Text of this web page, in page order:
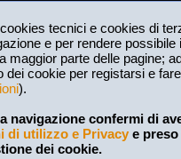
tecnici e cookies di
e per rendere possibile
maggior parte delle pagine;
dei cookie per registarsi e
).
navigazione confermi di
di utilizzo e Privacy e
dei cookie.